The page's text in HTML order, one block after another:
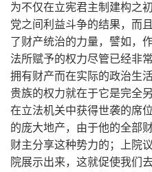
为不仅在立宪君主制建构之
党之间利益斗争的结果，而
了财产统治的力量，譬如，
法所赋予的权力尽管已经非
拥有财产而在实际的政治生
贵族的权力就在于它是完全
在立法机关中获得世袭的席
的庞大地产，由于他的全部
财主分享这种势力的；上院
院展示出来，这就促使我们